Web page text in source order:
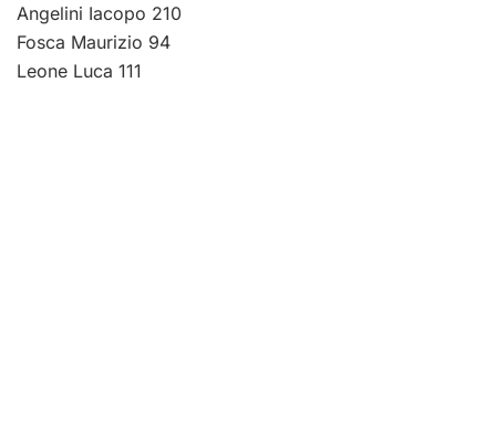
Angelini Iacopo 210
Fosca Maurizio 94
Leone Luca 111